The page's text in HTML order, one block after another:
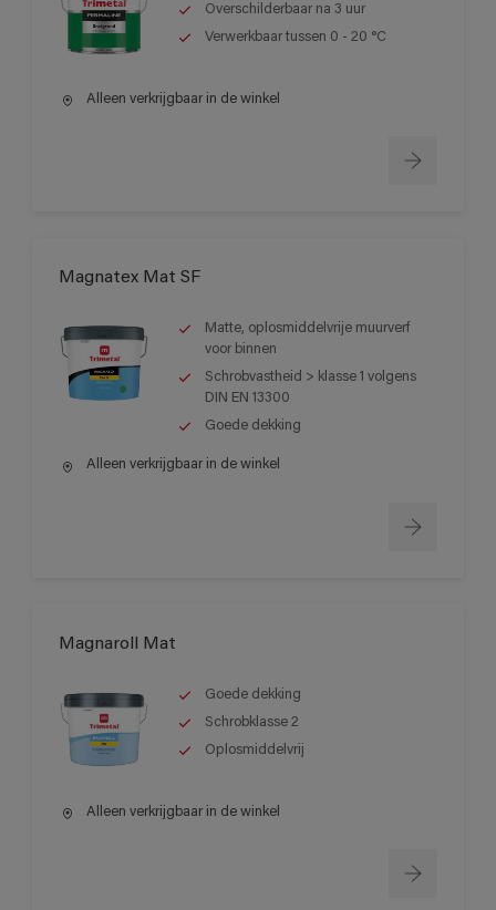
Overschilderbaar na 3 uur
Verwerkbaar tussen 0 - 20 °C
Alleen verkrijgbaar in de winkel
Magnatex Mat SF
Matte, oplosmiddelvrije muurverf
voor binnen
Schrobvastheid > klasse 1 volgens
DIN EN 13300
Goede dekking
Alleen verkrijgbaar in de winkel
Magnaroll Mat
Goede dekking
Schrobklasse 2
Oplosmiddelvrij
Alleen verkrijgbaar in de winkel